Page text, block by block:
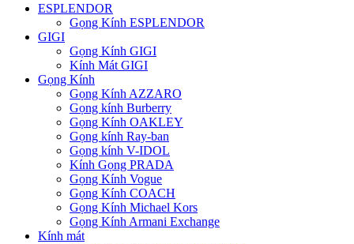
ESPLENDOR
Gọng Kính ESPLENDOR
GIGI
Gọng Kính GIGI
Kính Mát GIGI
Gọng Kính
Gọng Kính AZZARO
Gọng kính Burberry
Gọng Kính OAKLEY
Gọng kính Ray-ban
Gọng kính V-IDOL
Kính Gọng PRADA
Gọng Kính Vogue
Gọng Kính COACH
Gọng Kính Michael Kors
Gọng Kính Armani Exchange
Kính mát